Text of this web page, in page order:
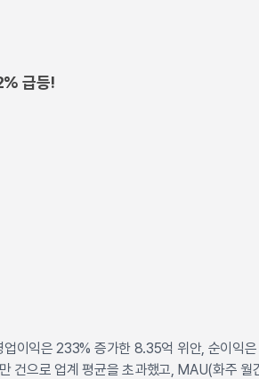
급등!
이익은 233% 증가한 8.35억 위안, 순이익
건으로 업계 평균을 초과했고, MAU(화주 월